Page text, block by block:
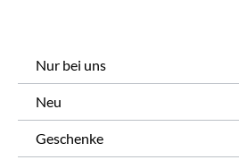
Nur bei uns
Neu
Geschenke